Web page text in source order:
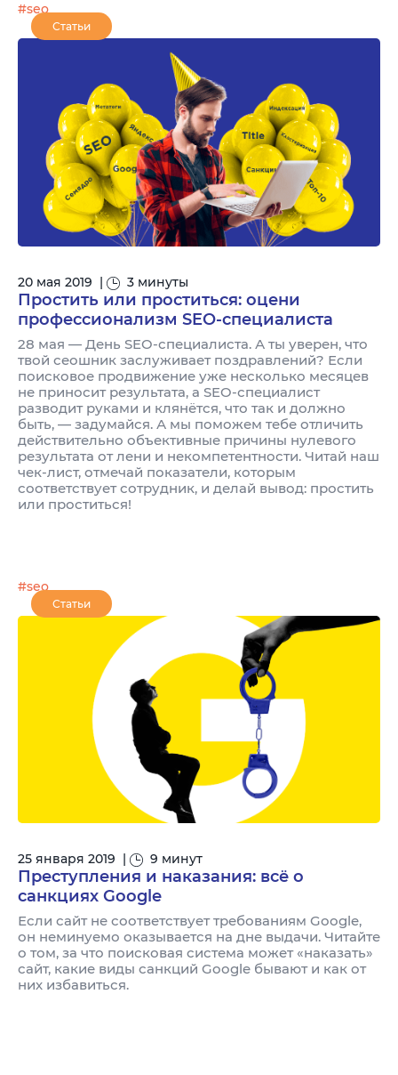
#seo
Статьи
20 мая 2019 | 3 минуты
Простить или проститься: оцени
профессионализм SEO-специалиста
28 мая — День SEO-специалиста. А ты уверен, что
твой сеошник заслуживает поздравлений? Если
поисковое продвижение уже несколько месяцев
не приносит результата, а SEO-специалист
разводит руками и клянётся, что так и должно
быть, — задумайся. А мы поможем тебе отличить
действительно объективные причины нулевого
результата от лени и некомпетентности. Читай наш
чек-лист, отмечай показатели, которым
соответствует сотрудник, и делай вывод: простить
или проститься!
#seo
Статьи
25 января 2019 | 9 минут
Преступления и наказания: всё о
санкциях Google
Если сайт не соответствует требованиям Google,
он неминуемо оказывается на дне выдачи. Читайте
о том, за что поисковая система может «наказать»
сайт, какие виды санкций Google бывают и как от
них избавиться.